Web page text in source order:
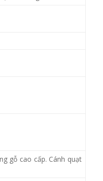
gỗ cao cấp. Cánh quạt